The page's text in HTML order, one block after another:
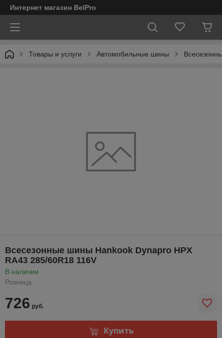
Интернет магазин BelPro
Товары и услуги Автомобильные шины
Всесезонные шины Hankook Dynapro HPX
RA43 285/60R18 116V
В наличии
Розница
726 руб.
Купить